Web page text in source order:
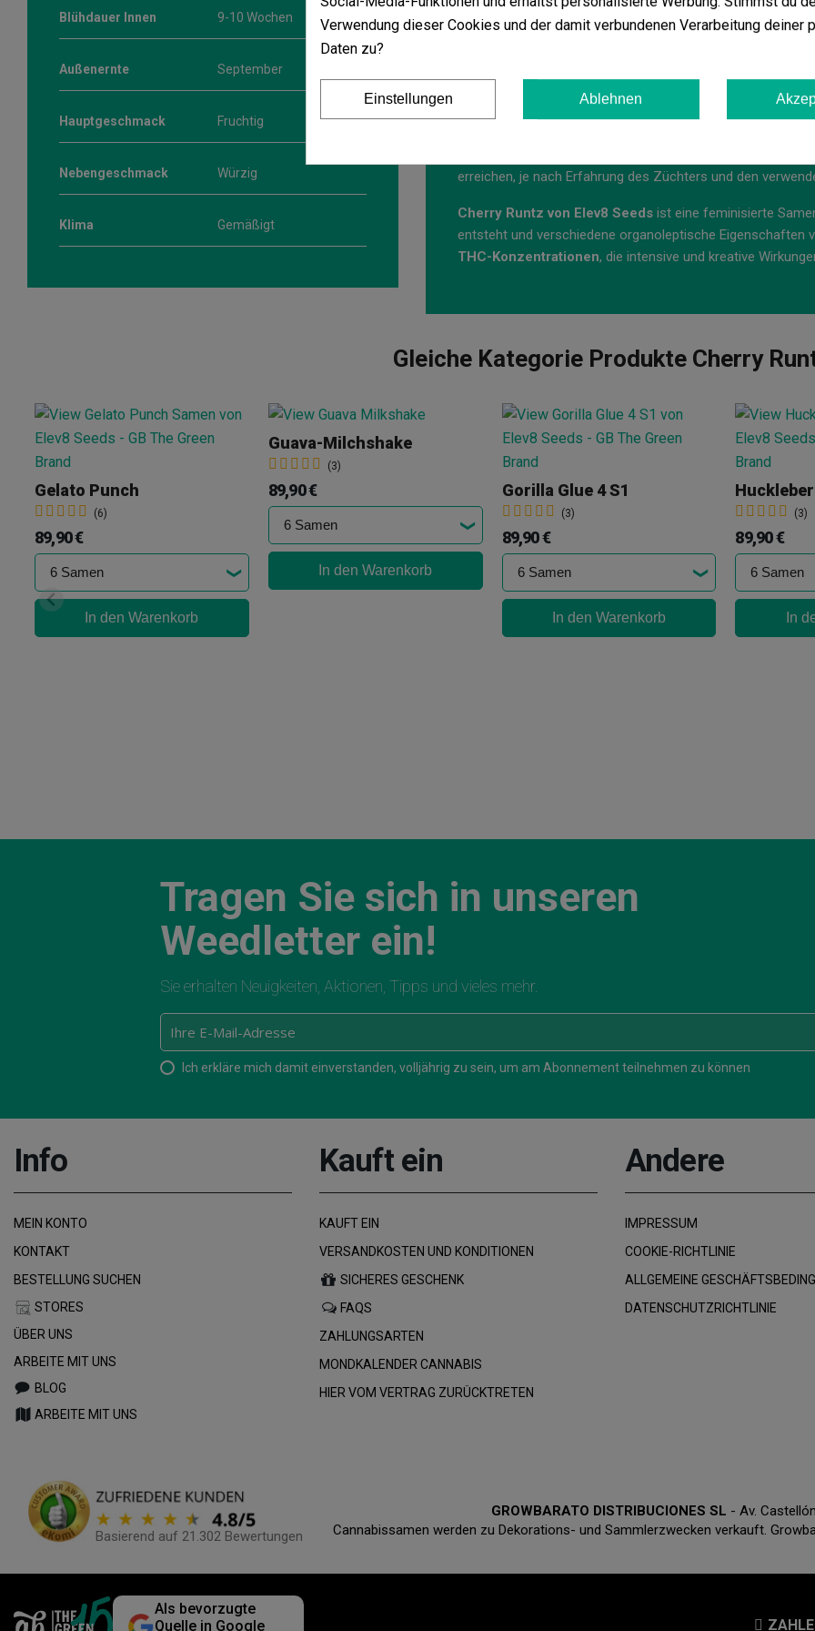
Blühdauer Innen 9-10 Wochen
Außenernte September
Hauptgeschmack Fruchtig
Nebengeschmack Würzig
Klima Gemäßigt
Wochen Blüte zur Verfügung steht.
Cherry Runtz bietet eine große phänotypische Vielfalt, so
Darunter befinden sich solche, die einen großen Teil der
in ihren Blättern und Blüten zu
die sich in mehr burgunderrote Töne verwandeln. Im
erreichen, je nach Erfahrung des Züchters und den
Cherry Runtz von Elev8 Seeds ist eine feminisierte
entsteht und verschiedene organoleptische Eigenschaften
THC-Konzentrationen, die intensive und kreative
Gleiche Kategorie Produkte Cherry
Gelato Punch
(6)
89,90 €
In den Warenkorb
Guava-Milchshake
(3)
89,90 €
In den Warenkorb
Gorilla Glue 4 S1
(3)
89,90 €
In den Warenkorb
(3)
89,90 €
In
Tragen Sie sich in unseren
Weedletter ein!
Sie erhalten Neuigkeiten, Aktionen, Tipps und vieles mehr.
Ich erkläre mich damit einverstanden, volljährig zu sein, um am Abonnement teilnehmen zu können
Info
MEIN KONTO
KONTAKT
BESTELLUNG SUCHEN
STORES
ÜBER UNS
ARBEITE MIT UNS
BLOG
ARBEITE MIT UNS
Kauft ein
KAUFT EIN
VERSANDKOSTEN UND KONDITIONEN
SICHERES GESCHENK
FAQS
ZAHLUNGSARTEN
MONDKALENDER CANNABIS
HIER VOM VERTRAG ZURÜCKTRETEN
Andere
IMPRESSUM
COOKIE-RICHTLINIE
ALLGEMEINE
DATENSCHUTZRICHTLINIE
Basierend auf 21.302 Bewertungen
GROWBARATO DISTRIBUCIONES SL - Av.
Cannabissamen werden zu Dekorations- und Sammlerzwecken verkauft.
Als bevorzugte
Quelle in Google
Verwendung dieser Cookies und der damit verbundenen Verarbeitung deiner
Daten zu?
Einstellungen Ablehnen